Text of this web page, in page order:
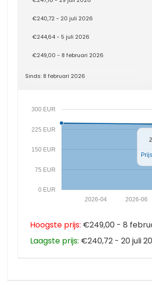
€240,72 - 20 juli 2026
€244,64 - 5 juli 2026
€249,00 - 8 februari 2026
Sinds: 8 februari 2026
0 EUR
75 EUR
150 EUR
225 EUR
300 EUR
2026-06
2026-04
Hoogste prijs: €249,00 - 8
Laagste prijs: €240,72 - 20 juli